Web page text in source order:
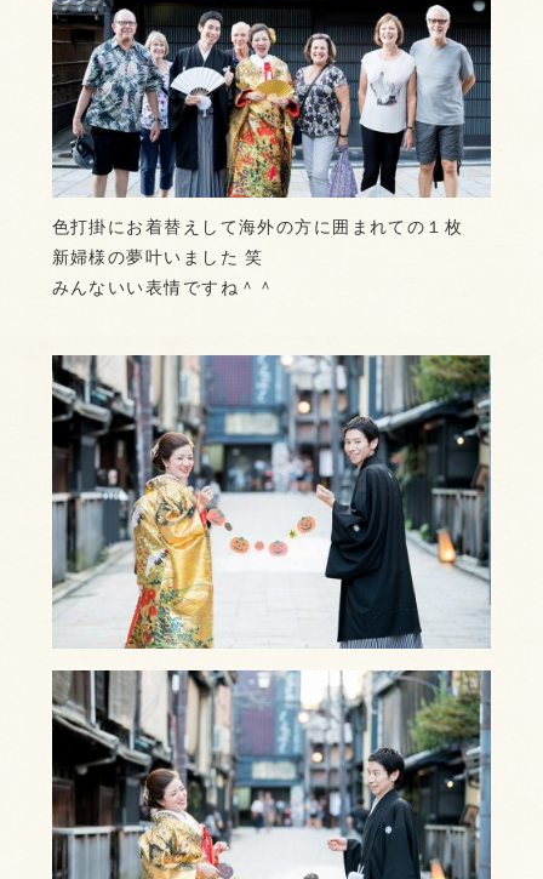
色打掛にお着替えして海外の方に囲まれての１枚
新婦様の夢叶いました 笑
みんないい表情ですね＾＾